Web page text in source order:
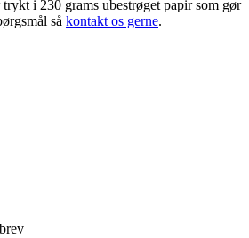
i 230 grams ubestrøget papir som gør
så kontakt os gerne.